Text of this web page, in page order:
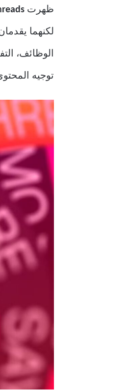
ظهرت
لكنهما
الوظائف،
توجيه